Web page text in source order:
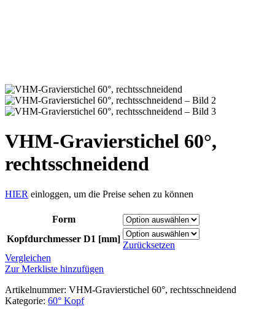
VHM-Gravierstichel 60°,
rechtsschneidend
HIER einloggen, um die Preise sehen zu können
Form
Kopfdurchmesser D1 [mm]
Zurücksetzen
Vergleichen
Zur Merkliste hinzufügen
Artikelnummer: VHM-Gravierstichel 60°, rechtsschneidend
Kategorie: 60° Kopf